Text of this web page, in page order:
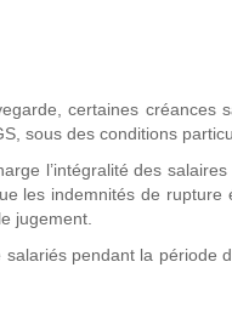
certaines créances
sous des conditions
l’intégralité des
les indemnités de
jugement.
pendant la période